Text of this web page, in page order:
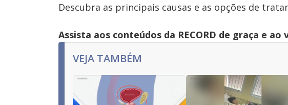
Descubra as principais causas e as opções de
Assista aos conteúdos da RECORD de graça e ao
VEJA TAMBÉM